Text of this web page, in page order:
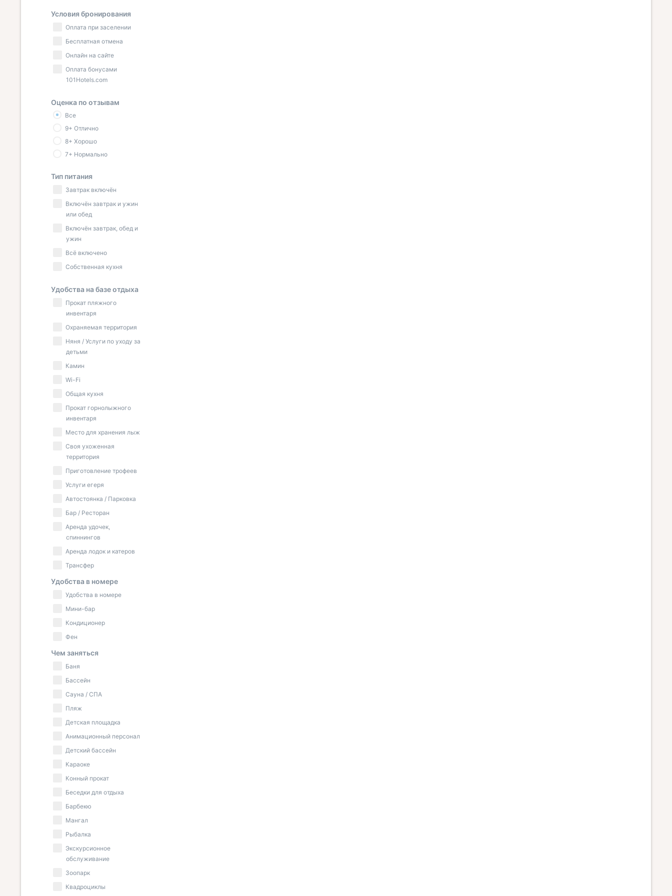
Условия бронирования
Оплата при заселении
Бесплатная отмена
Онлайн на сайте
Оплата бонусами
101Hotels.com
Оценка по отзывам
Все
9+ Отлично
8+ Хорошо
7+ Нормально
Тип питания
Завтрак включён
Включён завтрак и ужин
или обед
Включён завтрак, обед и
ужин
Всё включено
Собственная кухня
Удобства на базе отдыха
Прокат пляжного
инвентаря
Охраняемая территория
Няня / Услуги по уходу за
детьми
Камин
Wi-Fi
Общая кухня
Прокат горнолыжного
инвентаря
Место для хранения лыж
Своя ухоженная
территория
Приготовление трофеев
Услуги егеря
Автостоянка / Парковка
Бар / Ресторан
Аренда удочек,
спиннингов
Аренда лодок и катеров
Трансфер
Удобства в номере
Удобства в номере
Мини-бар
Кондиционер
Фен
Чем заняться
Баня
Бассейн
Сауна / СПА
Пляж
Детская площадка
Анимационный персонал
Детский бассейн
Караоке
Конный прокат
Беседки для отдыха
Барбекю
Мангал
Рыбалка
Экскурсионное
обслуживание
Зоопарк
Квадроциклы